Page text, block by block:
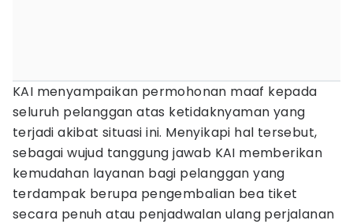
KAI menyampaikan permohonan maaf kepada
seluruh pelanggan atas ketidaknyaman yang
terjadi akibat situasi ini. Menyikapi hal tersebut,
sebagai wujud tanggung jawab KAI memberikan
kemudahan layanan bagi pelanggan yang
terdampak berupa pengembalian bea tiket
secara penuh atau penjadwalan ulang perjalanan